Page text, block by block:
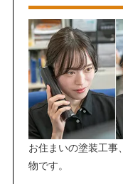
お住まいの塗装工事
物です。